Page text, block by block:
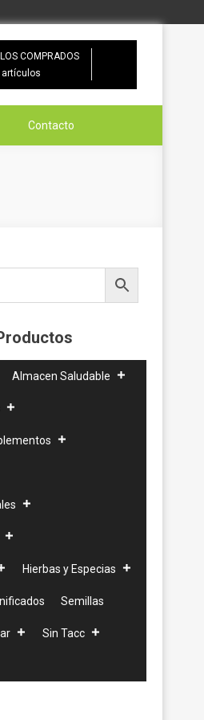
COMPRADOS
artículos
Contacto
Almacen Saludable
Hierbas y Especias
Semillas
Sin Tacc